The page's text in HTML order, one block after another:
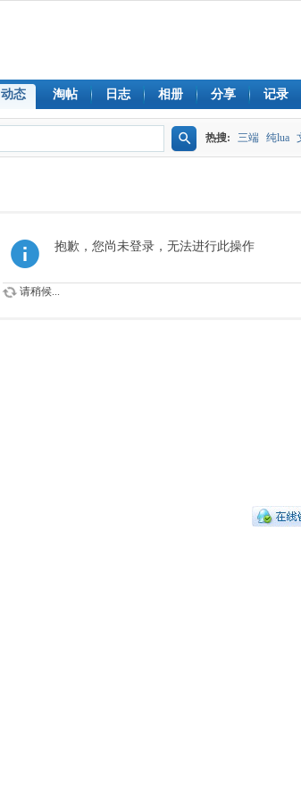
动态 淘帖 日志 相册 分享 记录
热搜: 三端 纯lua
抱歉，您尚未登录，无法进行此操作
请稍候...